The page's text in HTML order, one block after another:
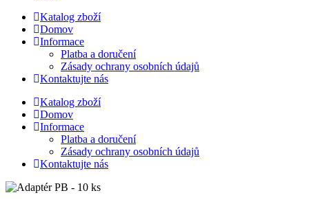
Katalog zboží
Domov
Informace
Platba a doručení
Zásady ochrany osobních údajů
Kontaktujte nás
Katalog zboží
Domov
Informace
Platba a doručení
Zásady ochrany osobních údajů
Kontaktujte nás